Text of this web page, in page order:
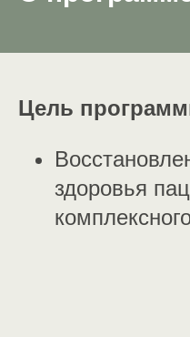
Цель
здоровья